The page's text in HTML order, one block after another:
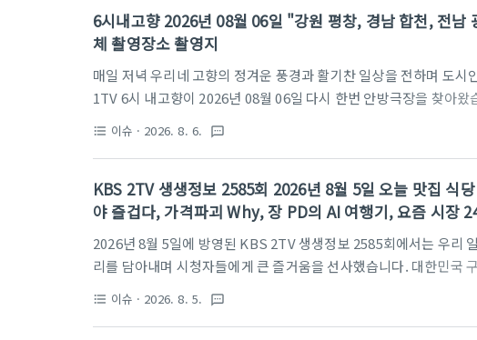
포스팅에서는 8월 6일 방송된 2586회의 핵심 명소와 맛집, 그리고
이니, 일상의 활력이 필요하신 분들은 지금 바로 집중해 주시기 바랍..
6시내고향 2026년 08월 06일 "강원 평창, 경남 합천, 전남
체 촬영장소 촬영지
매일 저녁 우리네 고향의 정겨운 풍경과 활기찬 일상을 전하며 도
1TV 6시 내고향이 2026년 08월 06일 다시 한번 안방극장을 찾아왔
자극할 귀한 먹거리 정보가 가득했는데요. 무더운 여름날의 기운을
지, 지역의 특색이 살아 숨 쉬는 우리 농산물들의 이야기를 한데 모
강한 식탁을 위한 알짜 정보가 가득했던 8월 6일 방송의 주요 내용을
format_list_bulleted 이슈 · 2026. 8. 6. textsms
KBS 2TV 생생정보 2585회 2026년 8월 5일 오늘 맛집 식
야 즐겁다, 가격파괴 Why, 장 PD의 AI 여행기, 요즘 시장
2026년 8월 5일에 방영된 KBS 2TV 생생정보 2585회에서는 우리
리를 담아내며 시청자들에게 큰 즐거움을 선사했습니다. 대한민국
번 회차 역시 알찬 정보들로 가득 채워졌습니다. 바쁜 현대인들에게
format_list_bulleted 이슈 · 2026. 8. 5. textsms